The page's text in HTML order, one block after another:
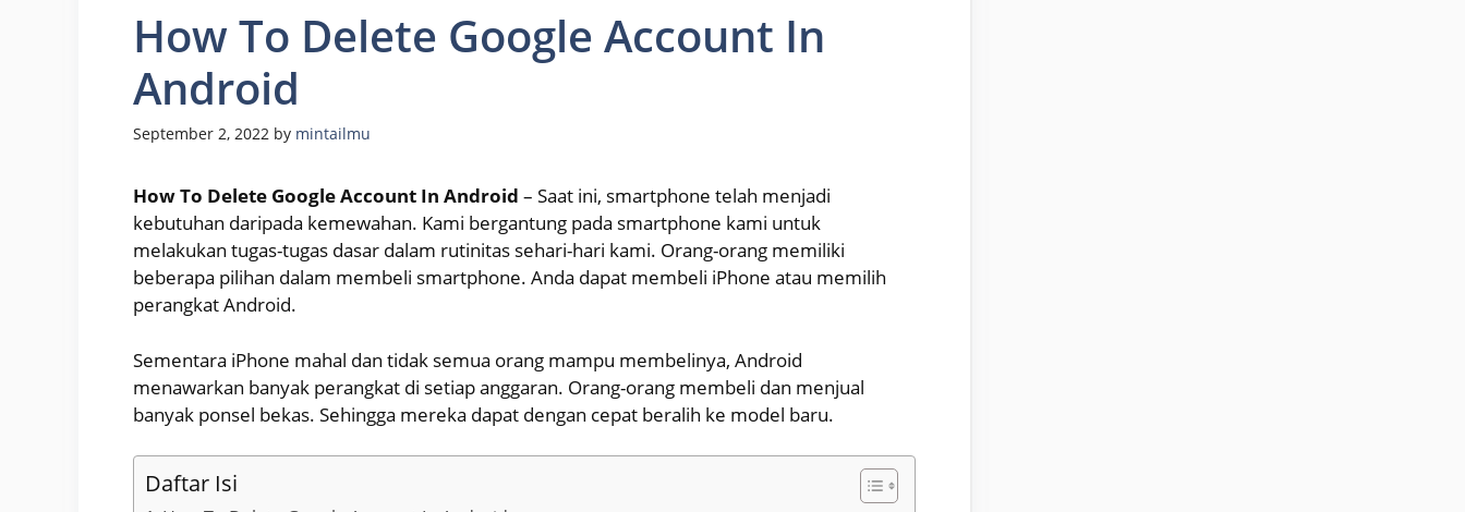
How To Delete Google Account In
Android
September 2, 2022 by mintailmu
How To Delete Google Account In Android – Saat ini, smartphone telah menjadi
kebutuhan daripada kemewahan. Kami bergantung pada smartphone kami untuk
melakukan tugas-tugas dasar dalam rutinitas sehari-hari kami. Orang-orang memiliki
beberapa pilihan dalam membeli smartphone. Anda dapat membeli iPhone atau memilih
perangkat Android.
Sementara iPhone mahal dan tidak semua orang mampu membelinya, Android
menawarkan banyak perangkat di setiap anggaran. Orang-orang membeli dan menjual
banyak ponsel bekas. Sehingga mereka dapat dengan cepat beralih ke model baru.
Daftar Isi